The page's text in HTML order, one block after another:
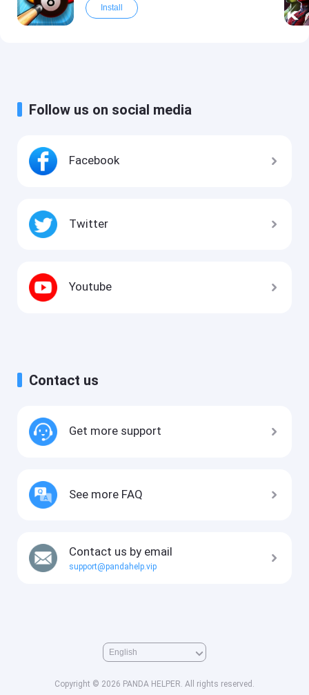
Install
Follow us on social media
Facebook
Twitter
Youtube
Contact us
Get more support
See more FAQ
Contact us by email
support@pandahelp.vip
Copyright © 2026 PANDA HELPER. All rights reserved.